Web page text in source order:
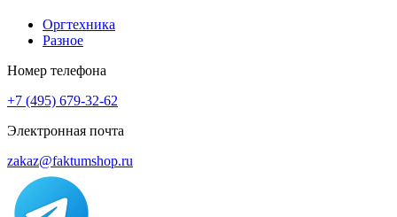
Оргтехника
Разное
Номер телефона
+7 (495) 679-32-62
Электронная почта
zakaz@faktumshop.ru